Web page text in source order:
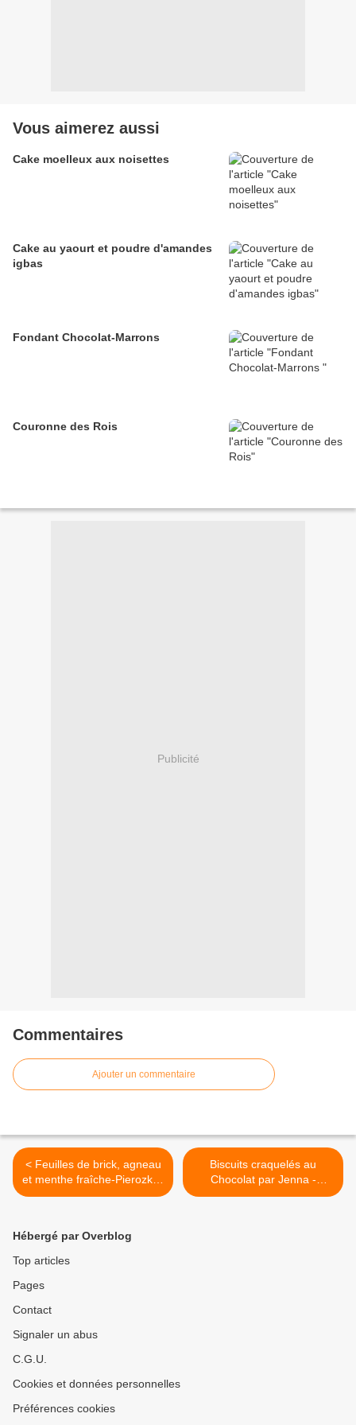
Vous aimerez aussi
Cake moelleux aux noisettes
Cake au yaourt et poudre d'amandes
igbas
Fondant Chocolat-Marrons
Couronne des Rois
Publicité
Commentaires
Ajouter un commentaire
< Feuilles de brick, agneau
et menthe fraîche-Pierozki z
jagniecia, ciecierzycy i
Biscuits craquelés au
Chocolat par Jenna -
Popekane ciasteczka >
Hébergé par Overblog
Top articles
Pages
Contact
Signaler un abus
C.G.U.
Cookies et données personnelles
Préférences cookies